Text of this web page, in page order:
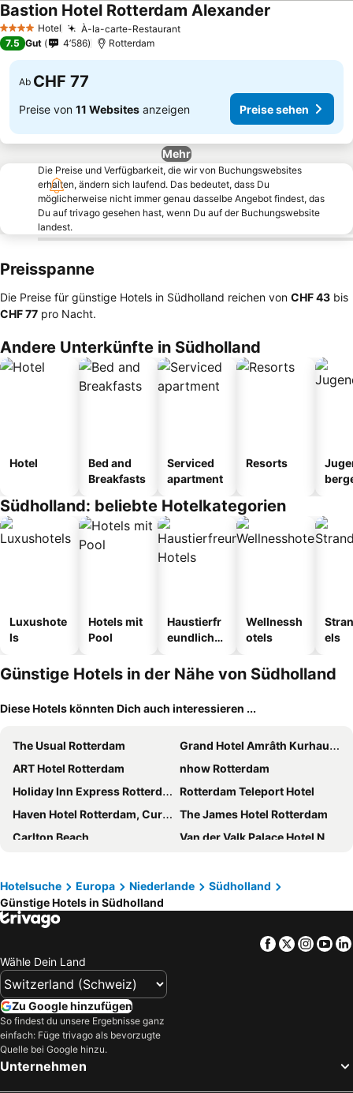
4 Sterne Hotel À-la-carte-RestaurantPreise sehen
Bastion Hotel Rotterdam Alexander
7.5 Gut 4’586 Rotterdam
Ab CHF 77
Preise von 11 Websites anzeigen Preise sehen
Mehr
Die Preise und Verfügbarkeit, die wir von Buchungswebsites
erhalten, ändern sich laufend. Das bedeutet, dass Du
möglicherweise nicht immer genau dasselbe Angebot findest, das
Du auf trivago gesehen hast, wenn Du auf der Buchungswebsite
landest.
Preisspanne
Die Preise für günstige Hotels in Südholland reichen von ‎CHF 43 bis
‎CHF 77 pro Nacht.
Andere Unterkünfte in Südholland
Hotel
Bed and
Breakfasts
Serviced
apartment
Resorts
Südholland: beliebte Hotelkategorien
Luxushote
ls
Hotels mit
Pool
Haustierfr
eundliche
Wellnessh
otels
els
Günstige Hotels in der Nähe von Südholland
Diese Hotels könnten Dich auch interessieren ...
The Usual Rotterdam
Grand Hotel Amrâth Kurhaus The Hague Scheveningen
ART Hotel Rotterdam
nhow Rotterdam
Holiday Inn Express Rotterdam - Central Station By Ihg
Rotterdam Teleport Hotel
Haven Hotel Rotterdam, Curio Collection by Hilton
The James Hotel Rotterdam
Carlton Beach
Van der Valk Palace Hotel Noordwijk
a&o Rotterdam
Inntel Hotels Den Haag Marina Beach
Stay at 7
Two Brothers Noordwijk Beach Hotel
Bilderberg Europa Hotel Scheveningen
The Hague Teleport Hotel
ibis budget Rotterdam The Hague Airport
CityHub Rotterdam
ibis Rotterdam City Centre
Babylon Hotel Den Haag
Riva hotel Den Haag - Delft
Bilderberg Parkhotel Rotterdam
Hotelsuche Europa Niederlande
Südholland
Günstige Hotels in Südholland
Facebook
Twitter
Wähle Dein Land
Zu Google hinzufügen
So findest du unsere Ergebnisse ganz
einfach: Füge trivago als bevorzugte
Quelle bei Google hinzu.
Unternehmen